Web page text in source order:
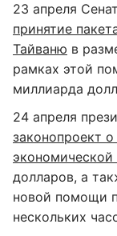
23 апреля
принятие
Тайваню в
рамках этой
миллиарда
24 апреля
законопроект
долларов, а
новой помощи
нескольких